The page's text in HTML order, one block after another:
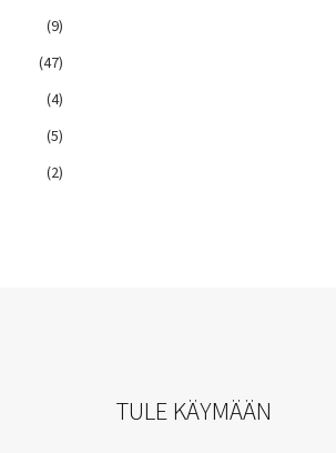
(9)
(47)
(4)
(5)
(2)
TULE KÄYMÄÄN